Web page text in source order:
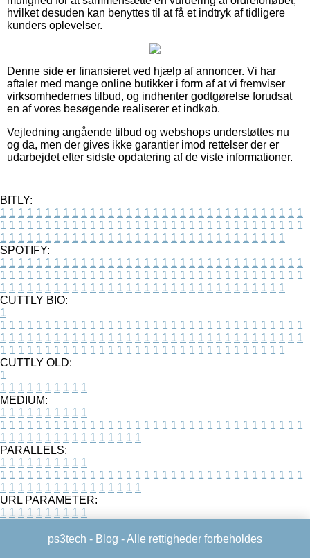
hvilket desuden kan benyttes til at få et indtryk af tidligere
kunders oplevelser.
Denne side er finansieret ved hjælp af annoncer. Vi har
aftaler med mange online butikker i form af at vi fremviser
virksomhedernes tilbud, og indhenter godtgørelse forudsat
en af vores besøgende realiserer et indkøb.
Vejledning angående tilbud og webshops understøttes nu
og da, men der gives ikke garantier imod rettelser der er
udarbejdet efter sidste opdatering af de viste informationer.
BITLY:
1 1 1 1 1 1 1 1 1 1 1 1 1 1 1 1 1 1 1 1 1 1 1 1 1 1 1 1 1 1 1 1 1 1
1 1 1 1 1 1 1 1 1 1 1 1 1 1 1 1 1 1 1 1 1 1 1 1 1 1 1 1 1 1 1 1 1 1
1 1 1 1 1 1 1 1 1 1 1 1 1 1 1 1 1 1 1 1 1 1 1 1 1 1 1 1 1 1 1 1
SPOTIFY:
1 1 1 1 1 1 1 1 1 1 1 1 1 1 1 1 1 1 1 1 1 1 1 1 1 1 1 1 1 1 1 1 1 1
1 1 1 1 1 1 1 1 1 1 1 1 1 1 1 1 1 1 1 1 1 1 1 1 1 1 1 1 1 1 1 1 1 1
1 1 1 1 1 1 1 1 1 1 1 1 1 1 1 1 1 1 1 1 1 1 1 1 1 1 1 1 1 1 1 1
CUTTLY BIO:
1
1 1 1 1 1 1 1 1 1 1 1 1 1 1 1 1 1 1 1 1 1 1 1 1 1 1 1 1 1 1 1 1 1 1
1 1 1 1 1 1 1 1 1 1 1 1 1 1 1 1 1 1 1 1 1 1 1 1 1 1 1 1 1 1 1 1 1 1
1 1 1 1 1 1 1 1 1 1 1 1 1 1 1 1 1 1 1 1 1 1 1 1 1 1 1 1 1 1 1 1
CUTTLY OLD:
1
1 1 1 1 1 1 1 1 1 1
MEDIUM:
1 1 1 1 1 1 1 1 1 1
1 1 1 1 1 1 1 1 1 1 1 1 1 1 1 1 1 1 1 1 1 1 1 1 1 1 1 1 1 1 1 1 1 1
1 1 1 1 1 1 1 1 1 1 1 1 1 1 1 1
PARALLELS:
1 1 1 1 1 1 1 1 1 1
1 1 1 1 1 1 1 1 1 1 1 1 1 1 1 1 1 1 1 1 1 1 1 1 1 1 1 1 1 1 1 1 1 1
1 1 1 1 1 1 1 1 1 1 1 1 1 1 1 1
URL PARAMETER:
1 1 1 1 1 1 1 1 1 1
ps3tech - Blog - Alle rettigheder forbeholdes